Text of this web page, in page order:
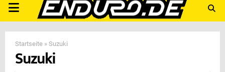
PRIMARY
MENU
Startseite » Suzuki
Suzuki